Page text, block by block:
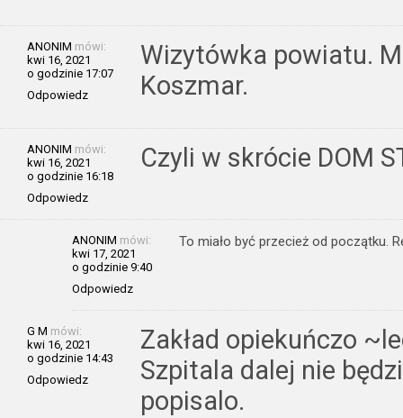
ANONIM mówi:
kwi 16, 2021
o godzinie 17:07
Odpowiedz
Wizytówka powiatu.
Koszmar.
ANONIM mówi:
kwi 16, 2021
o godzinie 16:18
Odpowiedz
Czyli w skrócie DOM
ANONIM mówi:
kwi 17, 2021
o godzinie 9:40
Odpowiedz
To miało być przecież od początku.
G M mówi:
kwi 16, 2021
o godzinie 14:43
Odpowiedz
Zakład opiekuńczo
Szpitala dalej nie
popisalo.